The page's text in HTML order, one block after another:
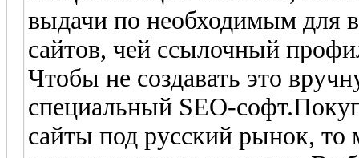
выдачи по необходимым для
сайтов, чей ссылочный
Чтобы не создавать это
специальный SEO-
сайты под русский рынок, то